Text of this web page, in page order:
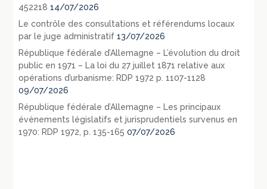
452218 14/07/2026
Le contrôle des consultations et référendums locaux
par le juge administratif 13/07/2026
République fédérale d’Allemagne – L’évolution du droit
public en 1971 – La loi du 27 juillet 1871 relative aux
opérations d’urbanisme: RDP 1972 p. 1107-1128
09/07/2026
République fédérale d’Allemagne – Les principaux
évènements législatifs et jurisprudentiels survenus en
1970: RDP 1972, p. 135-165 07/07/2026